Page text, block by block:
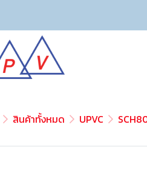
สินค้าทั้งหมด UPVC